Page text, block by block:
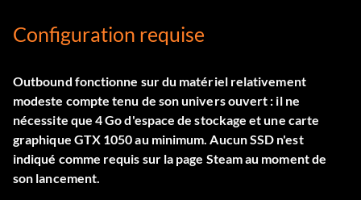
Configuration requise
Outbound fonctionne sur du matériel relativement
modeste compte tenu de son univers ouvert : il ne
nécessite que 4 Go d'espace de stockage et une carte
graphique GTX 1050 au minimum. Aucun SSD n'est
indiqué comme requis sur la page Steam au moment de
son lancement.